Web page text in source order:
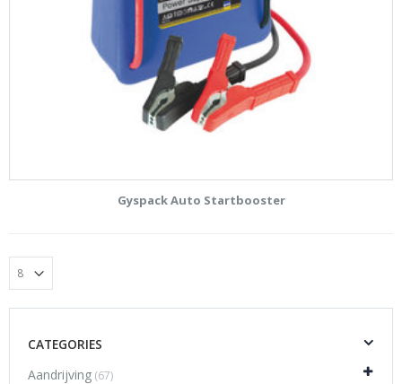
Gyspack Auto Startbooster
CATEGORIES
Aandrijving (67)